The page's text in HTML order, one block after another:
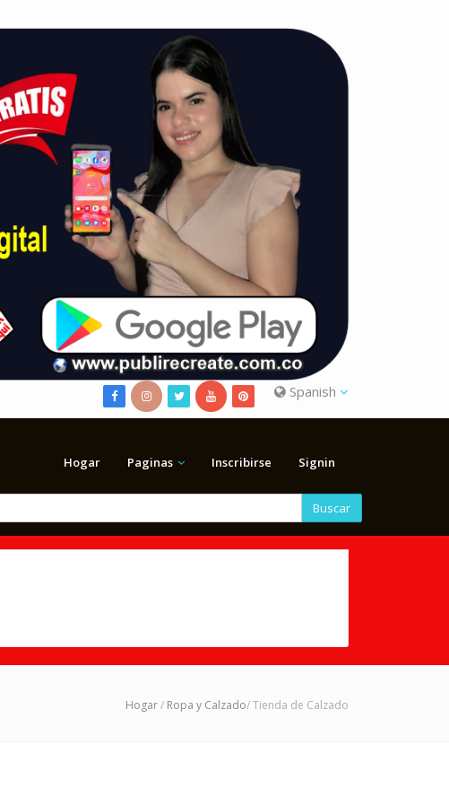
Spanish
Hogar Paginas Inscribirse Signin
Buscar
Hogar/ Ropa y Calzado/ Tienda de Calzado